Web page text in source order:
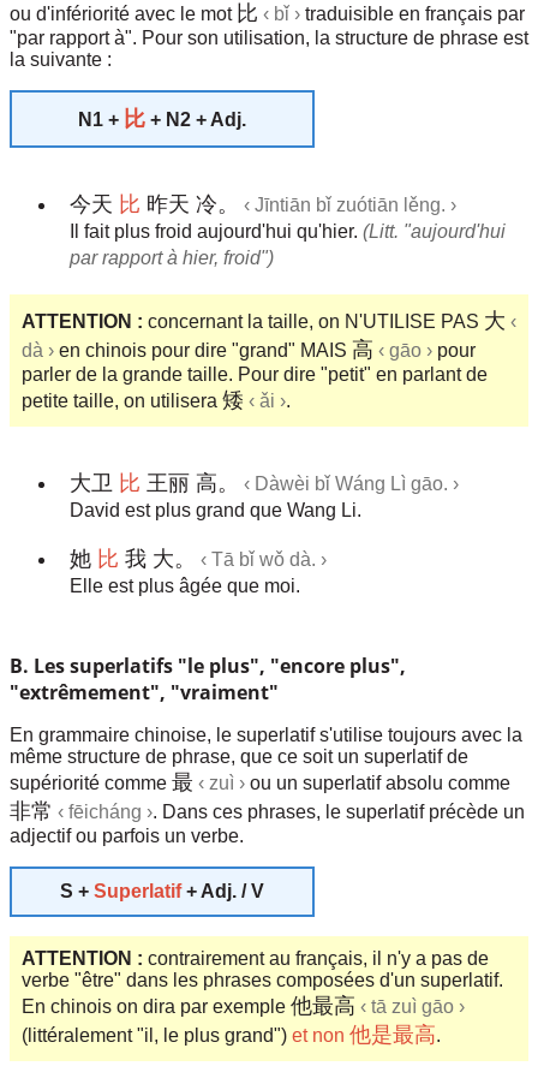
ou d'infériorité avec le mot 比 ‹ bǐ › traduisible en français par
"par rapport à". Pour son utilisation, la structure de phrase est
la suivante :
N1 + 比 + N2 + Adj.
今天 比 昨天 冷。
‹ Jīntiān bǐ zuótiān lěng. ›
Il fait plus froid aujourd'hui qu'hier. (Litt. "aujourd'hui
par rapport à hier, froid")
ATTENTION : concernant la taille, on N'UTILISE PAS 大 ‹
dà › en chinois pour dire "grand" MAIS 高 ‹ gāo › pour
parler de la grande taille. Pour dire "petit" en parlant de
petite taille, on utilisera 矮 ‹ ǎi ›.
大卫 比 王丽 高。
‹ Dàwèi bǐ Wáng Lì gāo. ›
David est plus grand que Wang Li.
她 比 我 大。
‹ Tā bǐ wǒ dà. ›
Elle est plus âgée que moi.
B. Les superlatifs "le plus", "encore plus",
"extrêmement", "vraiment"
En grammaire chinoise, le superlatif s'utilise toujours avec la
même structure de phrase, que ce soit un superlatif de
supériorité comme 最 ‹ zuì › ou un superlatif absolu comme
非常 ‹ fēicháng ›. Dans ces phrases, le superlatif précède un
adjectif ou parfois un verbe.
S + Superlatif+ Adj. / V
ATTENTION : contrairement au français, il n'y a pas de
verbe "être" dans les phrases composées d'un superlatif.
En chinois on dira par exemple 他最高 ‹ tā zuì gāo ›
(littéralement "il, le plus grand") et non 他是最高.